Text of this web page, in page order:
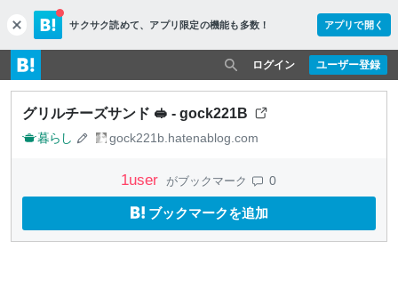
c
l
o
s
e
サクサク読めて、 アプリ限定の機能も多数！ アプリで開く
ユーザー登録
ログイン
グリルチーズサンド 🥪 - gock221B
暮らし gock221b.hatenablog.com
1user がブックマーク 0
ブックマークを追加